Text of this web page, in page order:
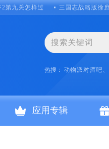
2第九关怎样过 三国志战略版徐
热搜： 动物派对酒吧、
应用专辑